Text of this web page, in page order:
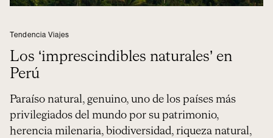
Tendencia Viajes
Los ‘imprescindibles naturales’ en
Perú
Paraíso natural, genuino, uno de los países más
privilegiados del mundo por su patrimonio,
herencia milenaria, biodiversidad, riqueza natural,